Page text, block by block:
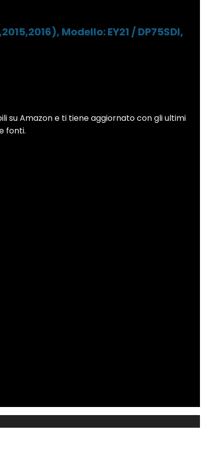
Modello: EY21 / DP75SDI,
su Amazon e ti tiene aggiornato con gli ultimi
fonti.